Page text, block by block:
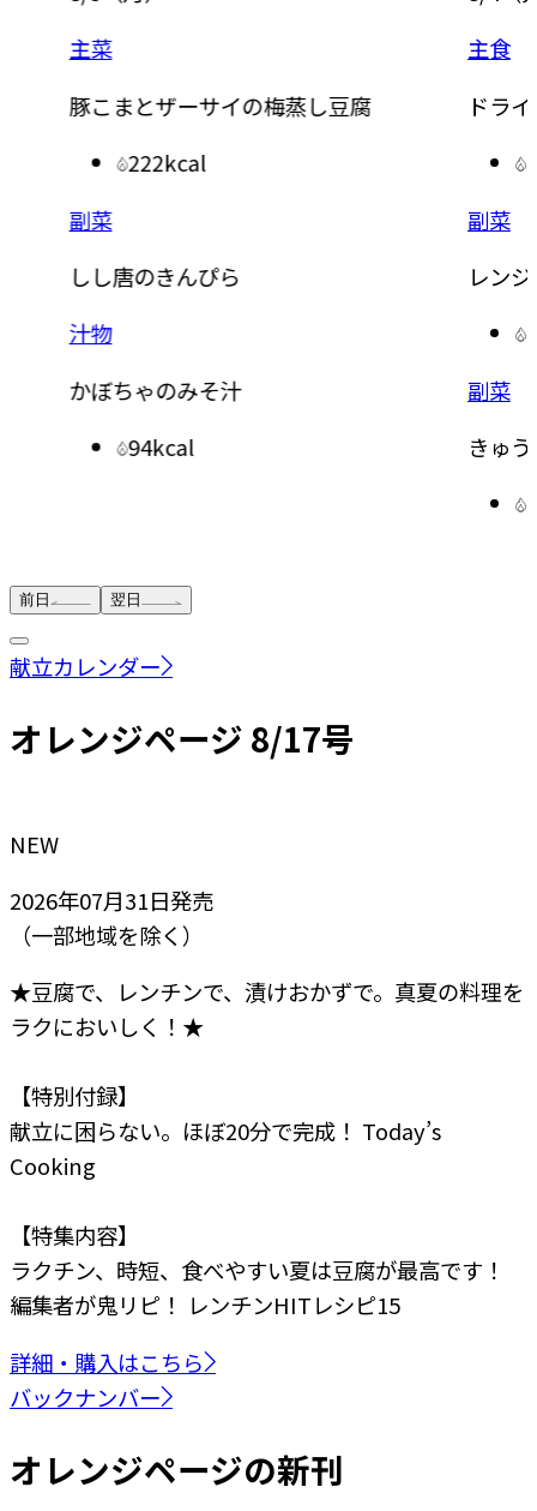
主菜
豚こまとザーサイの梅蒸し豆腐
222kcal
副菜
しし唐のきんぴら
汁物
かぼちゃのみそ汁
94kcal
主食
ドラ
副菜
レン
副菜
きゅ
前日 翌日
献立カレンダー
オレンジページ 8/17号
NEW
2026年07月31日発売
（一部地域を除く）
★豆腐で、レンチンで、漬けおかずで。真夏の料理を
ラクにおいしく！★
【特別付録】
献立に困らない。ほぼ20分で完成！ Today’s
Cooking
【特集内容】
ラクチン、時短、食べやすい夏は豆腐が最高です！
編集者が鬼リピ！ レンチンHITレシピ15
詳細・購入はこちら
バックナンバー
オレンジページの新刊